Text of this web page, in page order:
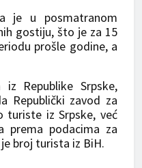
je u posmatranom
gostiju, što je za 15
prošle godine, a
Republike Srpske,
Republički zavod za
turiste iz Srpske, već
prema podacima za
broj turista iz BiH.